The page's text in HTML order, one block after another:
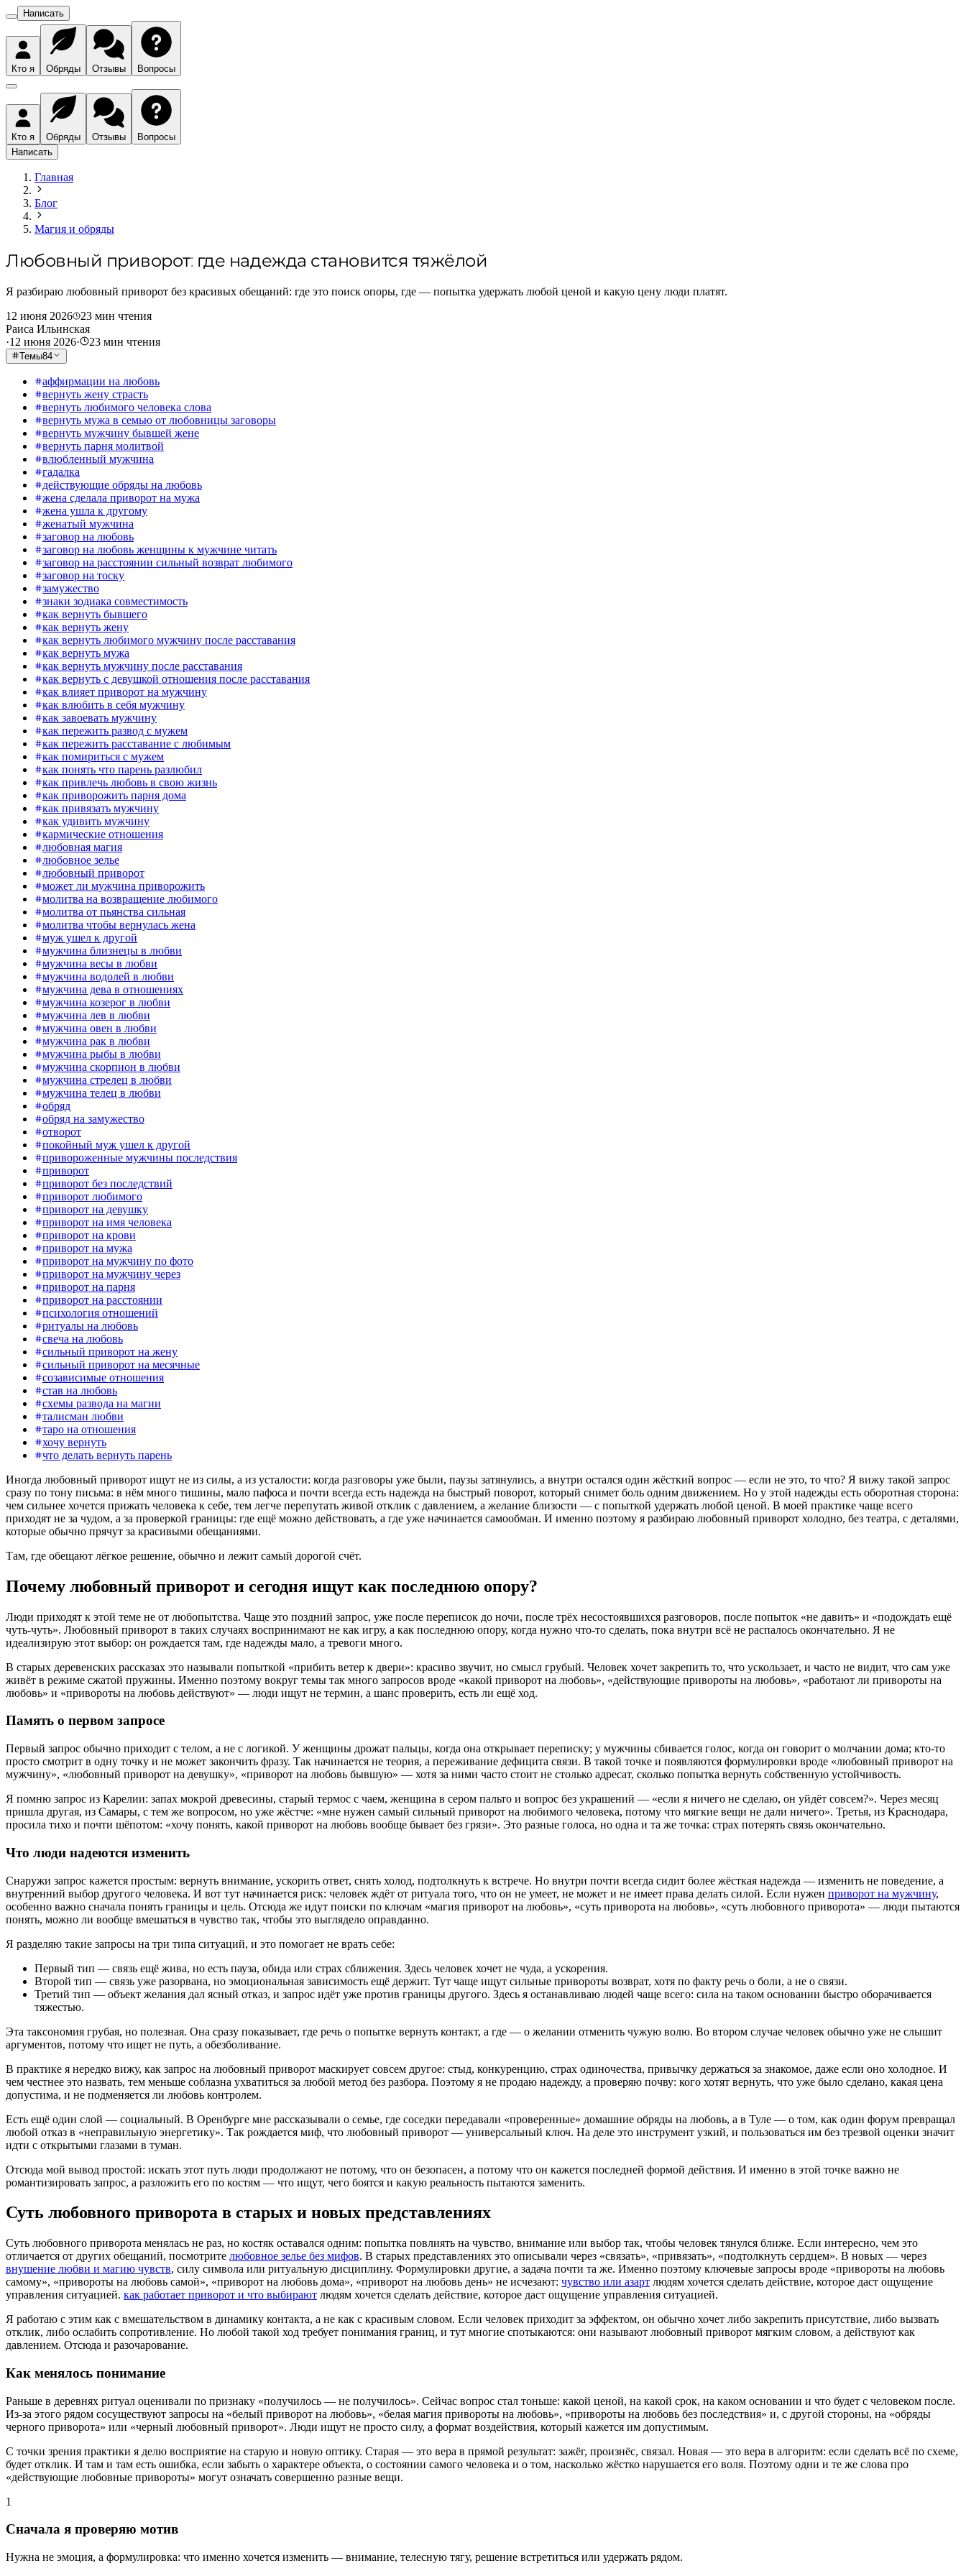
Написать
Кто я Обряды Отзывы Вопросы
Кто я Обряды Отзывы
Вопросы
Написать
Главная
Блог
Магия и обряды
Любовный приворот: где надежда становится тяжёлой
Я разбираю любовный приворот без красивых обещаний: где это поиск опоры, где — попытка удержать любой ценой и какую цену люди платят.
12 июня 2026
23 мин чтения
Раиса Ильинская
·12 июня 2026· 23 мин чтения
Темы84
аффирмации на любовь
вернуть жену страсть
вернуть любимого человека слова
вернуть мужа в семью от любовницы заговоры
вернуть мужчину бывшей жене
вернуть парня молитвой
влюбленный мужчина
гадалка
действующие обряды на любовь
жена сделала приворот на мужа
жена ушла к другому
женатый мужчина
заговор на любовь
заговор на любовь женщины к мужчине читать
заговор на расстоянии сильный возврат любимого
заговор на тоску
замужество
знаки зодиака совместимость
как вернуть бывшего
как вернуть жену
как вернуть любимого мужчину после расставания
как вернуть мужа
как вернуть мужчину после расставания
как вернуть с девушкой отношения после расставания
как влияет приворот на мужчину
как влюбить в себя мужчину
как завоевать мужчину
как пережить развод с мужем
как пережить расставание с любимым
как помириться с мужем
как понять что парень разлюбил
как привлечь любовь в свою жизнь
как приворожить парня дома
как привязать мужчину
как удивить мужчину
кармические отношения
любовная магия
любовное зелье
любовный приворот
может ли мужчина приворожить
молитва на возвращение любимого
молитва от пьянства сильная
молитва чтобы вернулась жена
муж ушел к другой
мужчина близнецы в любви
мужчина весы в любви
мужчина водолей в любви
мужчина дева в отношениях
мужчина козерог в любви
мужчина лев в любви
мужчина овен в любви
мужчина рак в любви
мужчина рыбы в любви
мужчина скорпион в любви
мужчина стрелец в любви
мужчина телец в любви
обряд
обряд на замужество
отворот
покойный муж ушел к другой
привороженные мужчины последствия
приворот
приворот без последствий
приворот любимого
приворот на девушку
приворот на имя человека
приворот на крови
приворот на мужа
приворот на мужчину по фото
приворот на мужчину через
приворот на парня
приворот на расстоянии
психология отношений
ритуалы на любовь
свеча на любовь
сильный приворот на жену
сильный приворот на месячные
созависимые отношения
став на любовь
схемы развода на магии
талисман любви
таро на отношения
хочу вернуть
что делать вернуть парень
Иногда любовный приворот ищут не из силы, а из усталости: когда разговоры уже были, паузы затянулись, а внутри остался один жёсткий вопрос — если не это, то что? Я вижу такой запрос
сразу по тону письма: в нём много тишины, мало пафоса и почти всегда есть надежда на быстрый поворот, который снимет боль одним движением. Но у этой надежды есть оборотная сторона:
чем сильнее хочется прижать человека к себе, тем легче перепутать живой отклик с давлением, а желание близости — с попыткой удержать любой ценой. В моей практике чаще всего
приходят не за чудом, а за проверкой границы: где ещё можно действовать, а где уже начинается самообман. И именно поэтому я разбираю любовный приворот холодно, без театра, с деталями,
которые обычно прячут за красивыми обещаниями.
Там, где обещают лёгкое решение, обычно и лежит самый дорогой счёт.
Почему любовный приворот и сегодня ищут как последнюю опору?
Люди приходят к этой теме не от любопытства. Чаще это поздний запрос, уже после переписок до ночи, после трёх несостоявшихся разговоров, после попыток «не давить» и «подождать ещё
чуть-чуть». Любовный приворот в таких случаях воспринимают не как игру, а как последнюю опору, когда нужно что-то сделать, пока внутри всё не распалось окончательно. Я не
идеализирую этот выбор: он рождается там, где надежды мало, а тревоги много.
В старых деревенских рассказах это называли попыткой «прибить ветер к двери»: красиво звучит, но смысл грубый. Человек хочет закрепить то, что ускользает, и часто не видит, что сам уже
живёт в режиме сжатой пружины. Именно поэтому вокруг темы так много запросов вроде «какой приворот на любовь», «действующие привороты на любовь», «работают ли привороты на
любовь» и «привороты на любовь действуют» — люди ищут не термин, а шанс проверить, есть ли ещё ход.
Память о первом запросе
Первый запрос обычно приходит с телом, а не с логикой. У женщины дрожат пальцы, когда она открывает переписку; у мужчины сбивается голос, когда он говорит о молчании дома; кто-то
просто смотрит в одну точку и не может закончить фразу. Так начинается не теория, а переживание дефицита связи. В такой точке и появляются формулировки вроде «любовный приворот на
мужчину», «любовный приворот на девушку», «приворот на любовь бывшую» — хотя за ними часто стоит не столько адресат, сколько попытка вернуть собственную устойчивость.
Я помню запрос из Карелии: запах мокрой древесины, старый термос с чаем, женщина в сером пальто и вопрос без украшений — «если я ничего не сделаю, он уйдёт совсем?». Через месяц
пришла другая, из Самары, с тем же вопросом, но уже жёстче: «мне нужен самый сильный приворот на любимого человека, потому что мягкие вещи не дали ничего». Третья, из Краснодара,
просила тихо и почти шёпотом: «хочу понять, какой приворот на любовь вообще бывает без грязи». Это разные голоса, но одна и та же точка: страх потерять связь окончательно.
Что люди надеются изменить
Снаружи запрос кажется простым: вернуть внимание, ускорить ответ, снять холод, подтолкнуть к встрече. Но внутри почти всегда сидит более жёсткая надежда — изменить не поведение, а
внутренний выбор другого человека. И вот тут начинается риск: человек ждёт от ритуала того, что он не умеет, не может и не имеет права делать силой. Если нужен приворот на мужчину,
особенно важно сначала понять границы и цель. Отсюда же идут поиски по ключам «магия приворот на любовь», «суть приворота на любовь», «суть любовного приворота» — люди пытаются
понять, можно ли вообще вмешаться в чувство так, чтобы это выглядело оправданно.
Я разделяю такие запросы на три типа ситуаций, и это помогает не врать себе:
Первый тип — связь ещё жива, но есть пауза, обида или страх сближения. Здесь человек хочет не чуда, а ускорения.
Второй тип — связь уже разорвана, но эмоциональная зависимость ещё держит. Тут чаще ищут сильные привороты возврат, хотя по факту речь о боли, а не о связи.
Третий тип — объект желания дал ясный отказ, и запрос идёт уже против границы другого. Здесь я останавливаю людей чаще всего: сила на таком основании быстро оборачивается
тяжестью.
Эта таксономия грубая, но полезная. Она сразу показывает, где речь о попытке вернуть контакт, а где — о желании отменить чужую волю. Во втором случае человек обычно уже не слышит
аргументов, потому что ищет не путь, а обезболивание.
В практике я нередко вижу, как запрос на любовный приворот маскирует совсем другое: стыд, конкуренцию, страх одиночества, привычку держаться за знакомое, даже если оно холодное. И
чем честнее это назвать, тем меньше соблазна ухватиться за любой метод без разбора. Поэтому я не продаю надежду, а проверяю почву: кого хотят вернуть, что уже было сделано, какая цена
допустима, и не подменяется ли любовь контролем.
Есть ещё один слой — социальный. В Оренбурге мне рассказывали о семье, где соседки передавали «проверенные» домашние обряды на любовь, а в Туле — о том, как один форум превращал
любой отказ в «неправильную энергетику». Так рождается миф, что любовный приворот — универсальный ключ. На деле это инструмент узкий, и пользоваться им без трезвой оценки значит
идти с открытыми глазами в туман.
Отсюда мой вывод простой: искать этот путь люди продолжают не потому, что он безопасен, а потому что он кажется последней формой действия. И именно в этой точке важно не
романтизировать запрос, а разложить его по костям — что ищут, чего боятся и какую реальность пытаются заменить.
Суть любовного приворота в старых и новых представлениях
Суть любовного приворота менялась не раз, но костяк оставался одним: попытка повлиять на чувство, внимание или выбор так, чтобы человек тянулся ближе. Если интересно, чем это
отличается от других обещаний, посмотрите любовное зелье без мифов. В старых представлениях это описывали через «связать», «привязать», «подтолкнуть сердцем». В новых — через
внушение любви и магию чувств, силу символа или ритуальную дисциплину. Формулировки другие, а задача почти та же. Именно поэтому ключевые запросы вроде «привороты на любовь
самому», «привороты на любовь самой», «приворот на любовь дома», «приворот на любовь день» не исчезают: чувство или азарт людям хочется сделать действие, которое даст ощущение
управления ситуацией. как работает приворот и что выбирают людям хочется сделать действие, которое даст ощущение управления ситуацией.
Я работаю с этим как с вмешательством в динамику контакта, а не как с красивым словом. Если человек приходит за эффектом, он обычно хочет либо закрепить присутствие, либо вызвать
отклик, либо ослабить сопротивление. Но любой такой ход требует понимания границ, и тут многие спотыкаются: они называют любовный приворот мягким словом, а действуют как
давлением. Отсюда и разочарование.
Как менялось понимание
Раньше в деревнях ритуал оценивали по признаку «получилось — не получилось». Сейчас вопрос стал тоньше: какой ценой, на какой срок, на каком основании и что будет с человеком после.
Из-за этого рядом сосуществуют запросы на «белый приворот на любовь», «белая магия привороты на любовь», «привороты на любовь без последствия» и, с другой стороны, на «обряды
черного приворота» или «черный любовный приворот». Люди ищут не просто силу, а формат воздействия, который кажется им допустимым.
С точки зрения практики я делю восприятие на старую и новую оптику. Старая — это вера в прямой результат: зажёг, произнёс, связал. Новая — это вера в алгоритм: если сделать всё по схеме,
будет отклик. И там и там есть ошибка, если забыть о характере объекта, о состоянии самого человека и о том, насколько жёстко нарушается его воля. Поэтому одни и те же слова про
«действующие любовные привороты» могут означать совершенно разные вещи.
1
Сначала я проверяю мотив
Нужна не эмоция, а формулировка: что именно хочется изменить — внимание, телесную тягу, решение встретиться или удержать рядом.